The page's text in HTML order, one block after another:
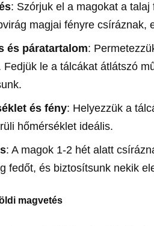
: Szórjuk el a magokat a
magjai fényre csíráznak,
és páratartalom:
Fedjük le a tálcákat átlátszó
és fény: Helyezzük a
hőmérséklet ideális.
: A magok 1-2 hét alatt
fedőt, és biztosítsunk nekik
magvetés